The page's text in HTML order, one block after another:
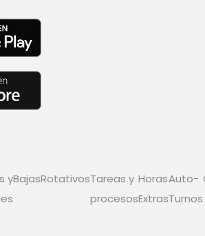
yBajasRotativosTareas y
procesos
Horas
Extras
Auto-
Turnos